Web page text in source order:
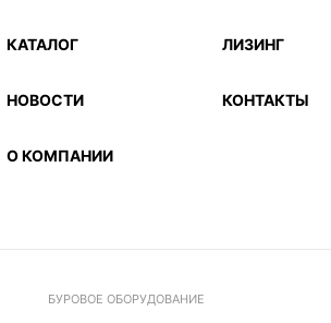
КАТАЛОГ
НОВОСТИ
О КОМПАНИИ
ЛИЗИНГ
КОНТАКТЫ
БУРОВОЕ ОБОРУДОВАНИЕ